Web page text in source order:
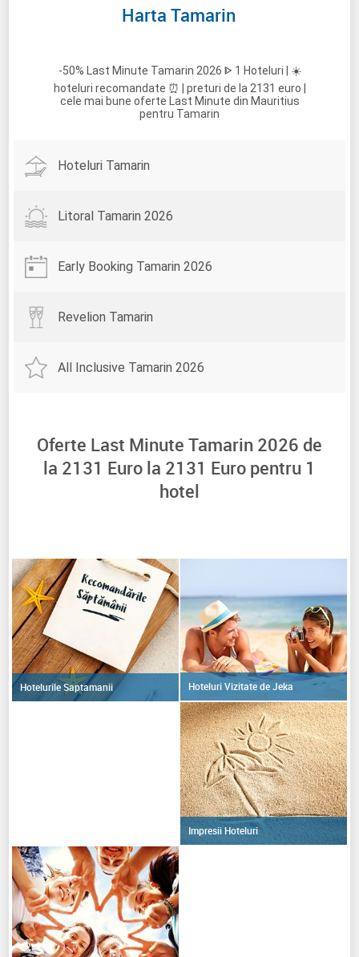
Harta Tamarin
-50% Last Minute Tamarin 2026 ᐈ 1 Hoteluri | ☀️
hoteluri recomandate ⏰ | preturi de la 2131 euro |
cele mai bune oferte Last Minute din Mauritius
pentru Tamarin
Hoteluri Tamarin
Litoral Tamarin 2026
Early Booking Tamarin 2026
Revelion Tamarin
All Inclusive Tamarin 2026
Oferte Last Minute Tamarin 2026 de
la 2131 Euro la 2131 Euro pentru 1
hotel
Hotelurile Saptamanii Hoteluri Vizitate de Jeka
Impresii Hoteluri